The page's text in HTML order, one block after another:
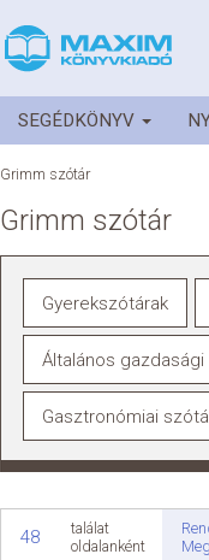
SEGÉDKÖNYV
Grimm szótár
Grimm szótár
Gyerekszótárak
Általános
Gasztronómiai
48
találat
oldalanként